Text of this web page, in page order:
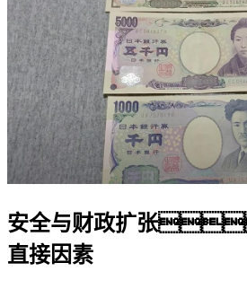
安全与财政扩张
直接因素